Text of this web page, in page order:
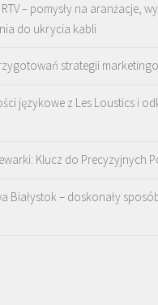
– pomysły na aranżacje,
do ukrycia kabli
strategii
językowe z Les Loustics i
Klucz do Precyzyjnych
Białystok – doskonały